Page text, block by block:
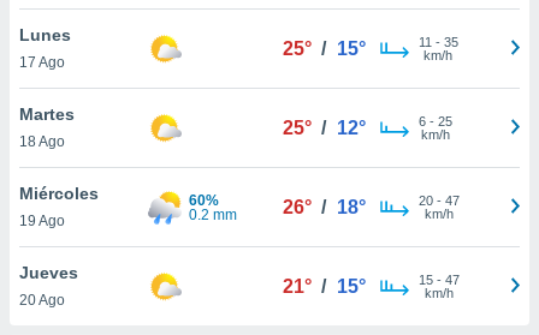
de
cookies
aceptar
Lunes
17 Ago
25° / 15° 11 - 35
km/h
Martes
18 Ago
25° / 12° 6- 25
km/h
Miércoles
19 Ago
60%
0.2 mm
26° / 18° 20- 47
km/h
Jueves
20 Ago
21° / 15° 15- 47
km/h